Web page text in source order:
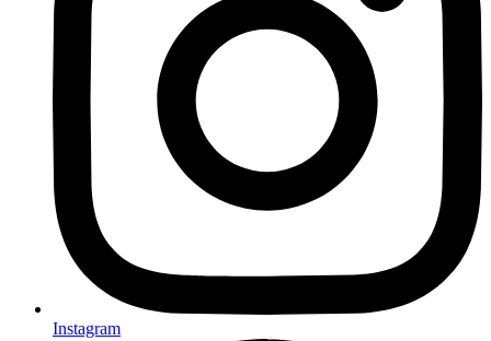
Instagram